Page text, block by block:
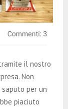
il nostro
Non
saputo per un
piaciuto